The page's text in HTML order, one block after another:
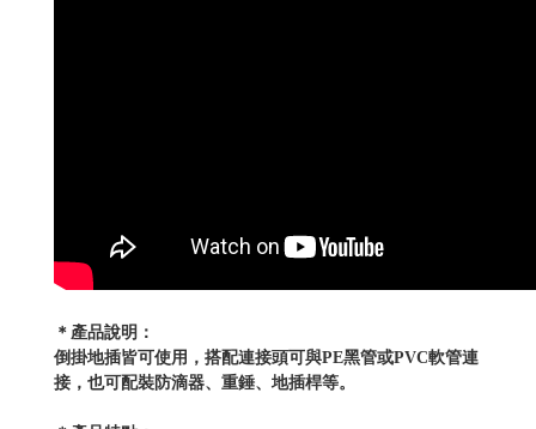
＊ 產品說明 ：
倒掛地插皆可使用，搭配連接頭可與PE黑管或PVC軟管連
接，也可配裝防滴器、重錘、地插桿等。